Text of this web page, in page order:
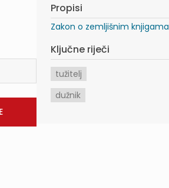
Propisi
Zakon o zemljišnim knjigama
Ključne riječi
tužitelj
dužnik